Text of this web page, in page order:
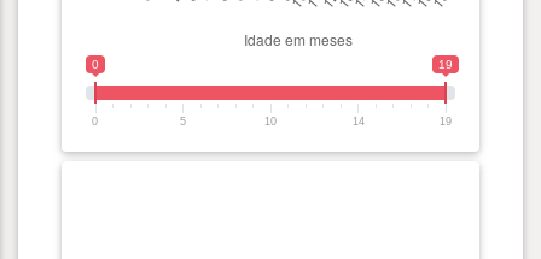
0 19
0 5 10 14 19